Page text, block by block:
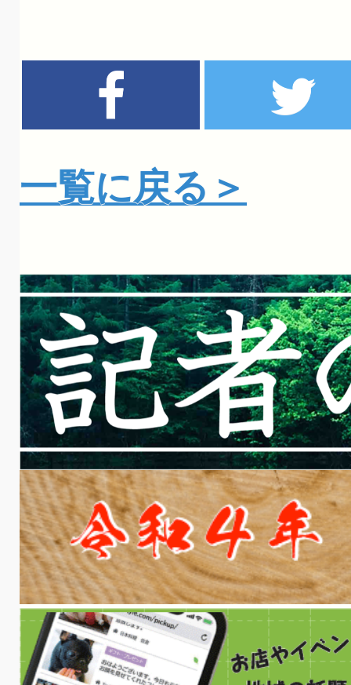
一覧に戻る＞